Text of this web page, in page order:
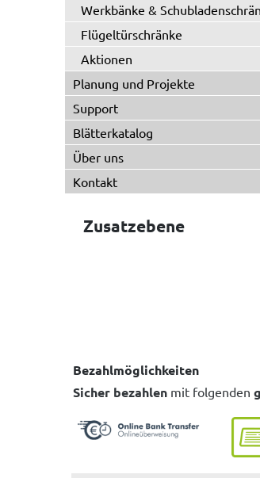
Werkbänke &
Flügeltürschränke
Aktionen
Planung und Projekte
Support
Blätterkatalog
Über uns
Kontakt
Zusatzebene
Bezahlmöglichkeiten
Sicher bezahlen mit folgenden